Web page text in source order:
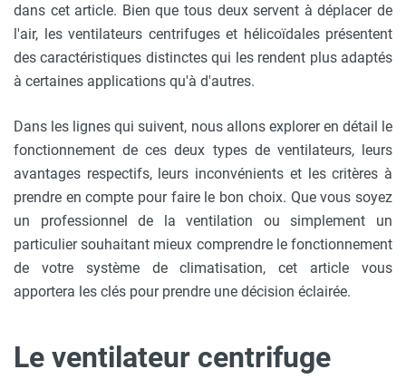
dans cet article. Bien que tous deux servent à déplacer de
l'air, les ventilateurs centrifuges et hélicoïdales présentent
des caractéristiques distinctes qui les rendent plus adaptés
à certaines applications qu'à d'autres.
Dans les lignes qui suivent, nous allons explorer en détail le
fonctionnement de ces deux types de ventilateurs, leurs
avantages respectifs, leurs inconvénients et les critères à
prendre en compte pour faire le bon choix. Que vous soyez
un professionnel de la ventilation ou simplement un
particulier souhaitant mieux comprendre le fonctionnement
de votre système de climatisation, cet article vous
apportera les clés pour prendre une décision éclairée.
Le ventilateur centrifuge